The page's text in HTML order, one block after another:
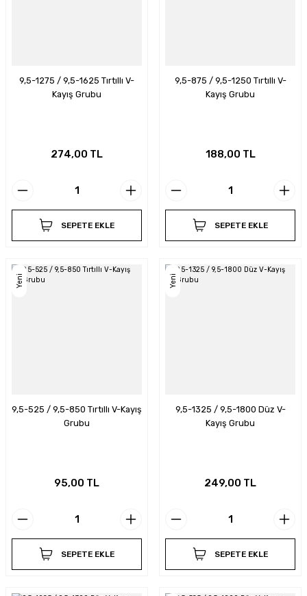
9,5-1275 / 9,5-1625 Tırtıllı V-
Kayış Grubu
274,00 TL
SEPETE EKLE
9,5-875 / 9,5-1250 Tırtıllı V-
Kayış Grubu
188,00 TL
SEPETE EKLE
Yeni
9,5-525 / 9,5-850 Tırtıllı V-Kayış
Grubu
95,00 TL
SEPETE EKLE
Yeni
9,5-1325 / 9,5-1800 Düz V-
Kayış Grubu
249,00 TL
SEPETE EKLE